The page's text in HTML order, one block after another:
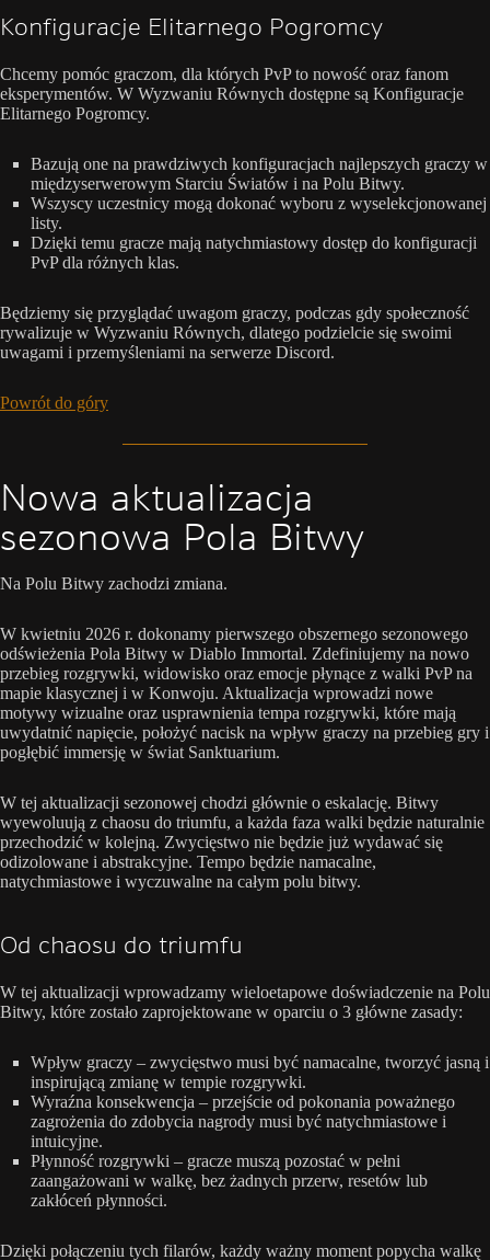
Konfiguracje Elitarnego Pogromcy
Chcemy pomóc graczom, dla których PvP to nowość oraz fanom
eksperymentów. W Wyzwaniu Równych dostępne są Konfiguracje
Elitarnego Pogromcy.
Bazują one na prawdziwych konfiguracjach najlepszych graczy w
międzyserwerowym Starciu Światów i na Polu Bitwy.
Wszyscy uczestnicy mogą dokonać wyboru z wyselekcjonowanej
listy.
Dzięki temu gracze mają natychmiastowy dostęp do konfiguracji
PvP dla różnych klas.
Będziemy się przyglądać uwagom graczy, podczas gdy społeczność
rywalizuje w Wyzwaniu Równych, dlatego podzielcie się swoimi
uwagami i przemyśleniami na serwerze Discord.
Powrót do góry
Nowa aktualizacja
sezonowa Pola Bitwy
Na Polu Bitwy zachodzi zmiana.
W kwietniu 2026 r. dokonamy pierwszego obszernego sezonowego
odświeżenia Pola Bitwy w Diablo Immortal. Zdefiniujemy na nowo
przebieg rozgrywki, widowisko oraz emocje płynące z walki PvP na
mapie klasycznej i w Konwoju. Aktualizacja wprowadzi nowe
motywy wizualne oraz usprawnienia tempa rozgrywki, które mają
uwydatnić napięcie, położyć nacisk na wpływ graczy na przebieg gry i
pogłębić immersję w świat Sanktuarium.
W tej aktualizacji sezonowej chodzi głównie o eskalację. Bitwy
wyewoluują z chaosu do triumfu, a każda faza walki będzie naturalnie
przechodzić w kolejną. Zwycięstwo nie będzie już wydawać się
odizolowane i abstrakcyjne. Tempo będzie namacalne,
natychmiastowe i wyczuwalne na całym polu bitwy.
Od chaosu do triumfu
W tej aktualizacji wprowadzamy wieloetapowe doświadczenie na Polu
Bitwy, które zostało zaprojektowane w oparciu o 3 główne zasady:
Wpływ graczy – zwycięstwo musi być namacalne, tworzyć jasną i
inspirującą zmianę w tempie rozgrywki.
Wyraźna konsekwencja – przejście od pokonania poważnego
zagrożenia do zdobycia nagrody musi być natychmiastowe i
intuicyjne.
Płynność rozgrywki – gracze muszą pozostać w pełni
zaangażowani w walkę, bez żadnych przerw, resetów lub
zakłóceń płynności.
Dzięki połączeniu tych filarów, każdy ważny moment popycha walkę